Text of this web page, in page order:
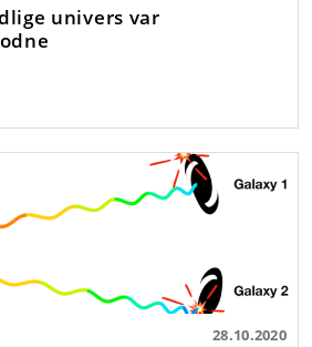
univers var
28.10.2020